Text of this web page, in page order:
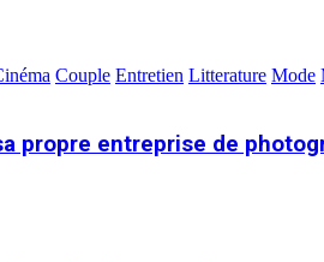
Couple Entretien Litterature Mode
propre entreprise de